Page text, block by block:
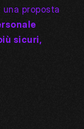
una proposta
sicuri,